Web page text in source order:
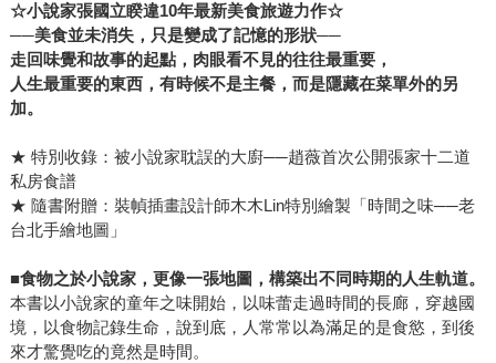
☆小說家張國立睽違10年最新美食旅遊力作☆
──美食並未消失，只是變成了記憶的形狀──
走回味覺和故事的起點，肉眼看不見的往往最重要，
人生最重要的東西，有時候不是主餐，而是隱藏在菜單外的另
加。
★ 特別收錄：被小說家耽誤的大廚──趙薇首次公開張家十二道
私房食譜
★ 隨書附贈：裝幀插畫設計師木木Lin特別繪製「時間之味──老
台北手繪地圖」
■食物之於小說家，更像一張地圖，構築出不同時期的人生軌道。
本書以小說家的童年之味開始，以味蕾走過時間的長廊，穿越國
境，以食物記錄生命，說到底，人常常以為滿足的是食慾，到後
來才驚覺吃的竟然是時間。